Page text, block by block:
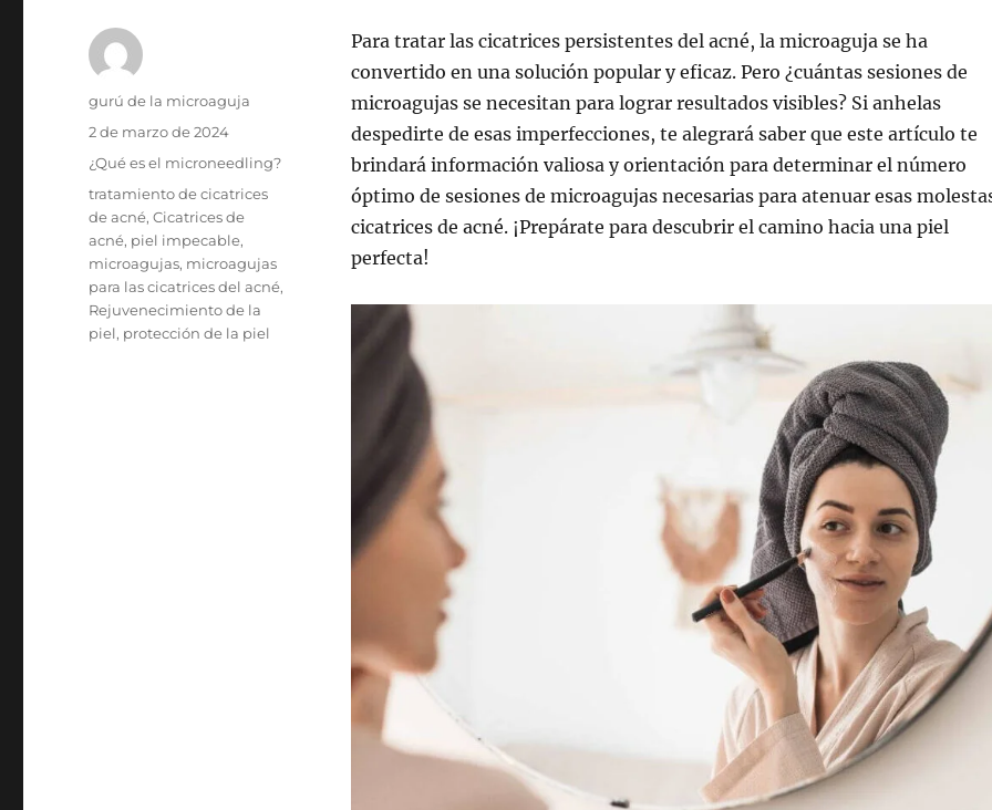
Para tratar las cicatrices persistentes del acné, la microaguja se ha
convertido en una solución popular y eficaz. Pero ¿cuántas sesiones de
microagujas se necesitan para lograr resultados visibles? Si anhelas
despedirte de esas imperfecciones, te alegrará saber que este artículo te
brindará información valiosa y orientación para determinar el número
óptimo de sesiones de microagujas necesarias para atenuar esas
cicatrices de acné. ¡Prepárate para descubrir el camino hacia una piel
perfecta!
Autor
gurú de la microaguja
Publicado
2 de marzo de 2024
Categorías
¿Qué es el microneedling?
Etiquetas
tratamiento de cicatrices
de acné,Cicatrices de
acné, piel impecable,
microagujas, microagujas
para las cicatrices del acné,
Rejuvenecimiento de la
piel, protección de la piel